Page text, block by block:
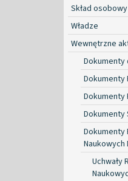
Skład osobowy
Władze
Wewnętrzne
Dokumenty
Dokumenty
Dokumenty
Dokumenty
Dokumenty
Naukowych
Uchwały